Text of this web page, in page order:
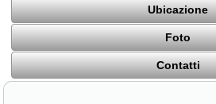
Ubicazione
Foto
Contatti